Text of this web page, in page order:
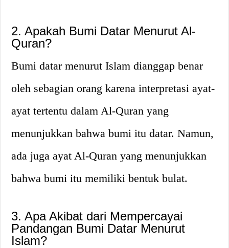
2. Apakah Bumi Datar Menurut Al-
Quran?
Bumi datar menurut Islam dianggap benar
oleh sebagian orang karena interpretasi ayat-
ayat tertentu dalam Al-Quran yang
menunjukkan bahwa bumi itu datar. Namun,
ada juga ayat Al-Quran yang menunjukkan
bahwa bumi itu memiliki bentuk bulat.
3. Apa Akibat dari Mempercayai
Pandangan Bumi Datar Menurut
Islam?